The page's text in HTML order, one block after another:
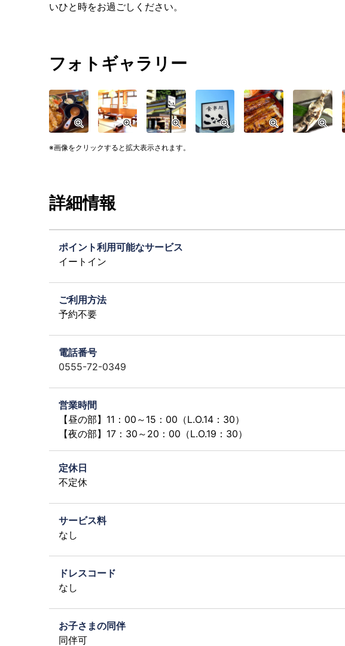
いひと時をお過ごしください。
フォトギャラリー
画像をクリックすると拡大表示されます。
詳細情報
ポイント利用可能なサービス
イートイン
ご利用方法
予約不要
電話番号
0555-72-0349
営業時間
【昼の部】11：00～15：00（L.O.14：30）
【夜の部】17：30～20：00（L.O.19：30）
定休日
不定休
サービス料
なし
ドレスコード
なし
お子さまの同伴
同伴可